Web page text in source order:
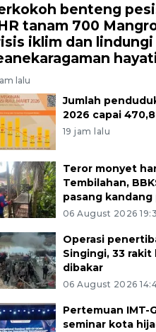
benteng
tanam 700
iklim dan lindungi
lalu
Jumlah
2026 capai
19 jam lalu
Teror monyet
Tembilahan,
pasang
06 August 2026
Operasi
Singingi, 33 rakit
dibakar
06 August 2026
Pertemuan IMT-
seminar kota